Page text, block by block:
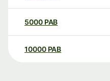
5000 PAB
10000 PAB